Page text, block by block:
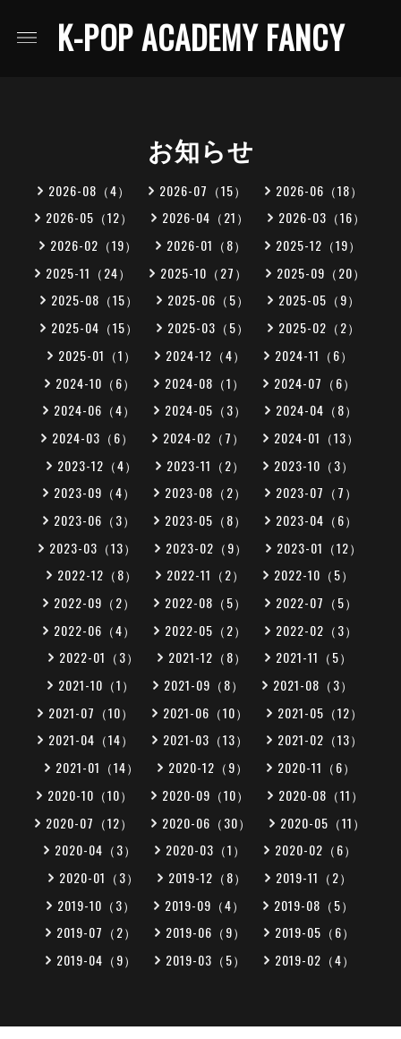
K-POP ACADEMY FANCY
お知らせ
2026-08（4） 2026-07（15）
2026-06（18）
2026-05（12）
2026-04（21）
2026-03（16）
2026-02（19）
2026-01（8）
2025-12（19）
2025-11（24）
2025-10（27）
2025-09（20）
2025-08（15）
2025-06（5）
2025-05（9）
2025-04（15）
2025-03（5）
2025-02（2）
2025-01（1）
2024-12（4）
2024-11（6）
2024-10（6）
2024-08（1）
2024-07（6）
2024-06（4）
2024-05（3）
2024-04（8）
2024-03（6）
2024-02（7）
2024-01（13）
2023-12（4）
2023-11（2）
2023-10（3）
2023-09（4）
2023-08（2）
2023-07（7）
2023-06（3）
2023-05（8）
2023-04（6）
2023-03（13）
2023-02（9）
2023-01（12）
2022-12（8）
2022-11（2）
2022-10（5）
2022-09（2）
2022-08（5）
2022-07（5）
2022-06（4）
2022-05（2）
2022-02（3）
2022-01（3）
2021-12（8）
2021-11（5）
2021-10（1）
2021-09（8）
2021-08（3）
2021-07（10）
2021-06（10）
2021-05（12）
2021-04（14）
2021-03（13）
2021-02（13）
2021-01（14）
2020-12（9）
2020-11（6）
2020-10（10）
2020-09（10）
2020-08（11）
2020-07（12）
2020-06（30）
2020-05（11）
2020-04（3）
2020-03（1）
2020-02（6）
2020-01（3）
2019-12（8）
2019-11（2）
2019-10（3）
2019-09（4）
2019-08（5）
2019-07（2）
2019-06（9）
2019-05（6）
2019-04（9）
2019-03（5） 2019-02（4）